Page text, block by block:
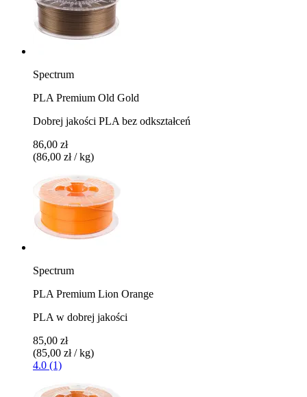
Spectrum
PLA Premium Old Gold
Dobrej jakości PLA bez odkształceń
86,00 zł
(86,00 zł / kg)
Spectrum
PLA Premium Lion Orange
PLA w dobrej jakości
85,00 zł
(85,00 zł / kg)
4.0 (1)